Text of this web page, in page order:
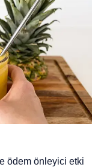
ödem önleyici etki